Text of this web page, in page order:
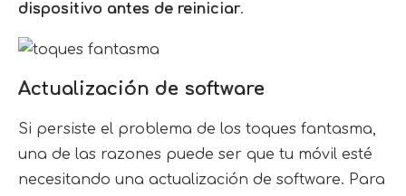
dispositivo antes de reiniciar.
Actualización de software
Si persiste el problema de los toques fantasma,
una de las razones puede ser que tu móvil esté
necesitando una actualización de software. Para